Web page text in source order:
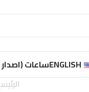
ENGLISHساعات